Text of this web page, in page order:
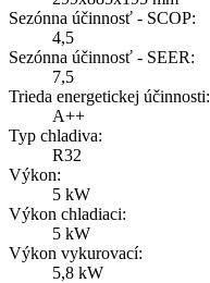
Sezónna účinnosť - SCOP:
4,5
Sezónna účinnosť - SEER:
7,5
Trieda energetickej účinnosti:
A++
Typ chladiva:
R32
Výkon:
5 kW
Výkon chladiaci:
5 kW
Výkon vykurovací:
5,8 kW